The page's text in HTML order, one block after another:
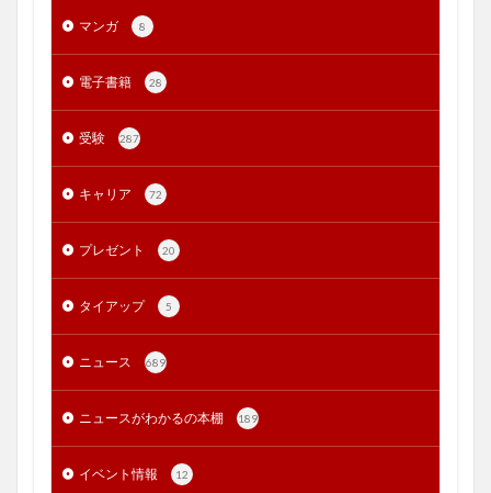
マンガ 8
電子書籍 28
受験 287
キャリア 72
プレゼント 20
タイアップ 5
ニュース 689
ニュースがわかるの本棚 189
イベント情報 12